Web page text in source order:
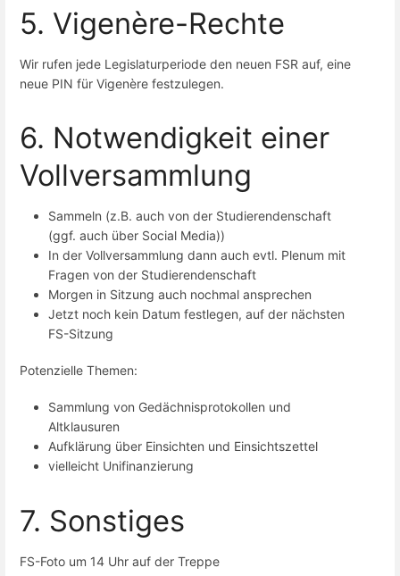
5. Vigenère-Rechte
Wir rufen jede Legislaturperiode den neuen FSR auf, eine
neue PIN für Vigenère festzulegen.
6. Notwendigkeit einer
Vollversammlung
Sammeln (z.B. auch von der Studierendenschaft
(ggf. auch über Social Media))
In der Vollversammlung dann auch evtl. Plenum mit
Fragen von der Studierendenschaft
Morgen in Sitzung auch nochmal ansprechen
Jetzt noch kein Datum festlegen, auf der nächsten
FS-Sitzung
Potenzielle Themen:
Sammlung von Gedächnisprotokollen und
Altklausuren
Aufklärung über Einsichten und Einsichtszettel
vielleicht Unifinanzierung
7. Sonstiges
FS-Foto um 14 Uhr auf der Treppe